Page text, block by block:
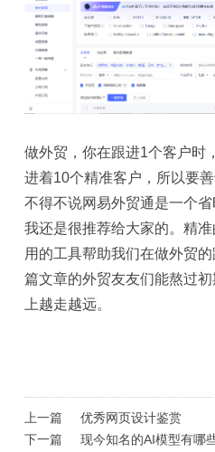
做外贸，你在跟进1个客户时
进着10个精准客户，所以要
不得不说网易外贸通是一个
我还是很推荐给大家的。精
用的工具帮助我们在做外贸
篇文章的外贸友友们能熬过
上越走越远。
上一篇
​优秀网页设计鉴赏
下一篇
现今知名的AI模型有哪